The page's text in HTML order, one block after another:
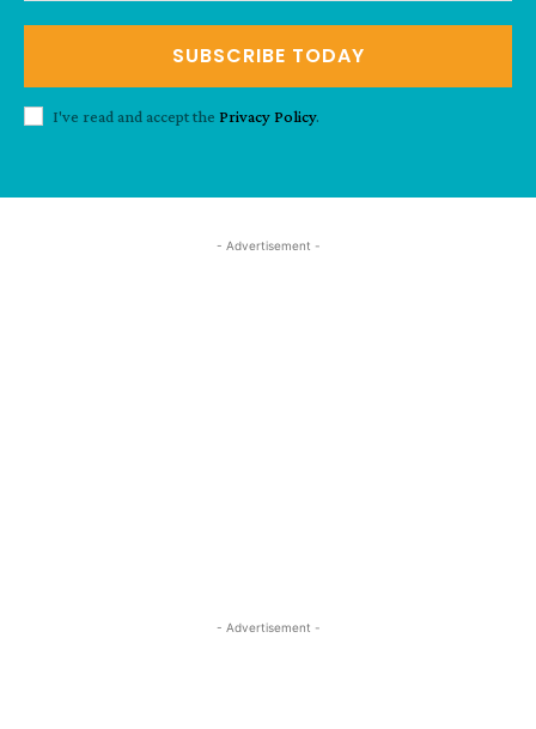
SUBSCRIBE TODAY
I've read and accept the Privacy Policy.
- Advertisement -
- Advertisement -